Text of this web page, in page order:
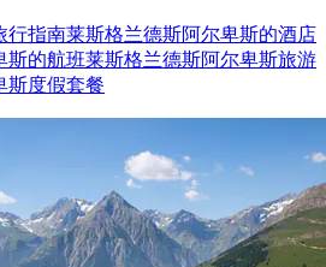
行指南莱斯格兰德斯阿尔卑斯的酒店
斯的航班莱斯格兰德斯阿尔卑斯旅游
斯度假套餐